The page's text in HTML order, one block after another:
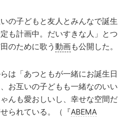
の子どもと友人とみんなで誕生
も計画中。だいすきな人」とつ
のために歌う 動画も公開した。
は「あつともが一緒にお誕生日
お互いの子どもも一緒なのいい
んも愛おしいし、幸せな空間だ
られている。（『ABEMA